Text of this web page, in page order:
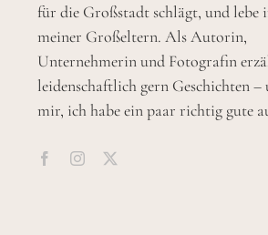
für die Großstadt schlägt, und lebe
meiner Großeltern. Als Autorin,
Unternehmerin und Fotografin
leidenschaftlich gern Geschichten –
mir, ich habe ein paar richtig gute